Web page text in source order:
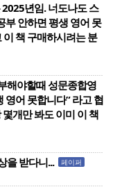
년임. 너도나도 스
부 안하면 평생 영어 못
책 구매하시려는 분
해야할때 성문종합영
영어 못합니다” 라고 협
개만 봐도 이미 이 책
을 받다니... 페이퍼